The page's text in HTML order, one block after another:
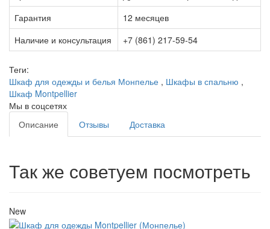
Гарантия
12 месяцев
Наличие и консультация
+7 (861) 217-59-54
Теги:
Шкаф для одежды и белья Монпелье , Шкафы в спальню ,
Шкаф Montpellier
Мы в соцсетях
Описание
Отзывы Доставка
Так же советуем посмотреть
New